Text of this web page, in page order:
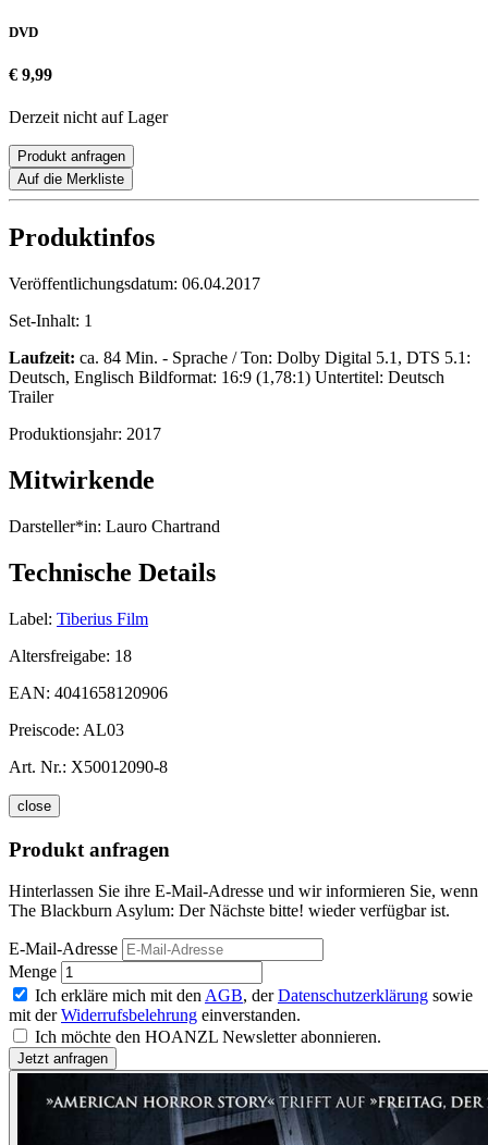
DVD
€ 9,99
Derzeit nicht auf Lager
Produkt anfragen
Auf die Merkliste
Produktinfos
Veröffentlichungsdatum: 06.04.2017
Set-Inhalt: 1
Laufzeit: ca. 84 Min. - Sprache / Ton: Dolby Digital 5.1, DTS 5.1:
Deutsch, Englisch Bildformat: 16:9 (1,78:1) Untertitel: Deutsch
Trailer
Produktionsjahr: 2017
Mitwirkende
Darsteller*in: Lauro Chartrand
Technische Details
Label: Tiberius Film
Altersfreigabe: 18
EAN: 4041658120906
Preiscode: AL03
Art. Nr.: X50012090-8
close
Produkt anfragen
Hinterlassen Sie ihre E-Mail-Adresse und wir informieren Sie, wenn
The Blackburn Asylum: Der Nächste bitte! wieder verfügbar ist.
E-Mail-Adresse
Menge
Ich erkläre mich mit den AGB, derDatenschutzerklärung sowie
mit derWiderrufsbelehrung einverstanden.
Ich möchte den HOANZL Newsletter abonnieren.